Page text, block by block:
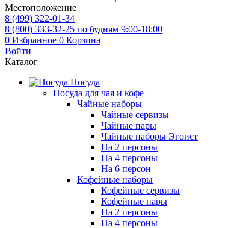
Местоположение
8 (499) 322-01-34
8 (800) 333-32-25 по будням 9:00-18:00
0 Избранное 0 Корзина
Войти
Каталог
Посуда
Посуда для чая и кофе
Чайные наборы
Чайные сервизы
Чайные пары
Чайные наборы Эгоист
На 2 персоны
На 4 персоны
На 6 персон
Кофейные наборы
Кофейные сервизы
Кофейные пары
На 2 персоны
На 4 персоны